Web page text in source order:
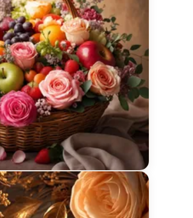
с корзиной фруктов